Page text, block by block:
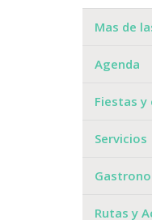
Mas de
Agenda
Fiestas y
Servicios
Rutas y